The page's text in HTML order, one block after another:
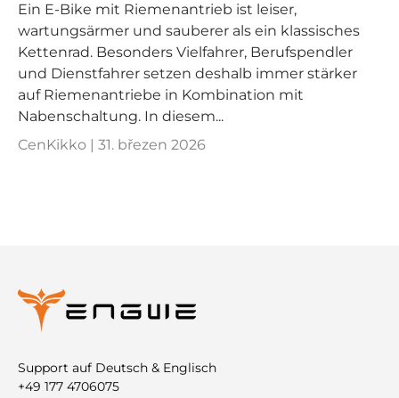
Ein E‑Bike mit Riemenantrieb ist leiser,
wartungsärmer und sauberer als ein klassisches
Kettenrad. Besonders Vielfahrer, Berufspendler
und Dienstfahrer setzen deshalb immer stärker
auf Riemenantriebe in Kombination mit
Nabenschaltung. In diesem...
CenKikko | 31. březen 2026
Support auf Deutsch & Englisch
+49 177 4706075